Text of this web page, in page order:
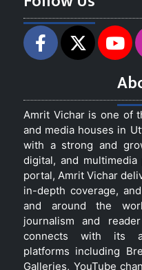
Amrit Vichar is one of
and media houses in
with a strong and
digital, and
portal, Amrit Vichar
in-depth coverage,
and around the
journalism and
connects with its
platforms including
Galleries, YouTube